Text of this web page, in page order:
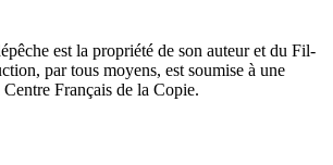
est la propriété de son auteur et du Fil-
par tous moyens, est soumise à une
Français de la Copie.